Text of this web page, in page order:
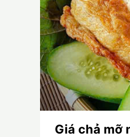
Giá chả mỡ